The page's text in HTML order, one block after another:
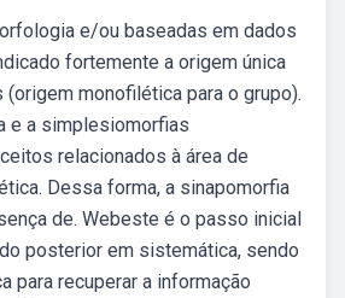
e/ou baseadas em dados
fortemente a origem única
monofilética para o grupo).
e a simplesiomorfias
relacionados à área de
Dessa forma, a sinapomorfia
de. Webeste é o passo inicial
posterior em sistemática, sendo
para recuperar a informação